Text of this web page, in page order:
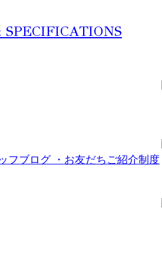
フブログ ・お友だちご紹介制度